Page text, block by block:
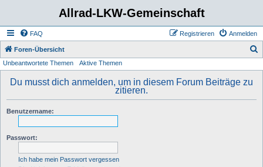
Allrad-LKW-Gemeinschaft
FAQ Anmelden
Registrieren
Foren-Übersicht
Unbeantwortete Themen Aktive Themen
Du musst dich anmelden, um in diesem Forum Beiträge zu
zitieren.
Benutzername:
Passwort:
Ich habe mein Passwort vergessen